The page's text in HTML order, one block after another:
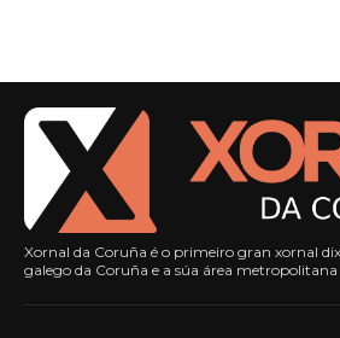
Xornal da Coruña é o primeiro gran xornal
galego da Coruña e a súa área metropolitana